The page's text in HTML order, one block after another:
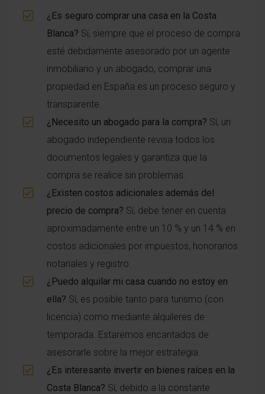
¿Es seguro comprar una casa en la Costa
Blanca? Sí, siempre que el proceso de compra
esté debidamente asesorado por un agente
inmobiliario y un abogado, comprar una
propiedad en España es un proceso seguro y
transparente.
¿Necesito un abogado para la compra? Sí, un
abogado independiente revisa todos los
documentos legales y garantiza que la
compra se realice sin problemas.
¿Existen costos adicionales además del
precio de compra? Sí, debe tener en cuenta
aproximadamente entre un 10 % y un 14 % en
costos adicionales por impuestos, honorarios
notariales y registro.
¿Puedo alquilar mi casa cuando no estoy en
ella? Sí, es posible tanto para turismo (con
licencia) como mediante alquileres de
temporada. Estaremos encantados de
asesorarle sobre la mejor estrategia.
¿Es interesante invertir en bienes raíces en la
Costa Blanca? Sí, debido a la constante